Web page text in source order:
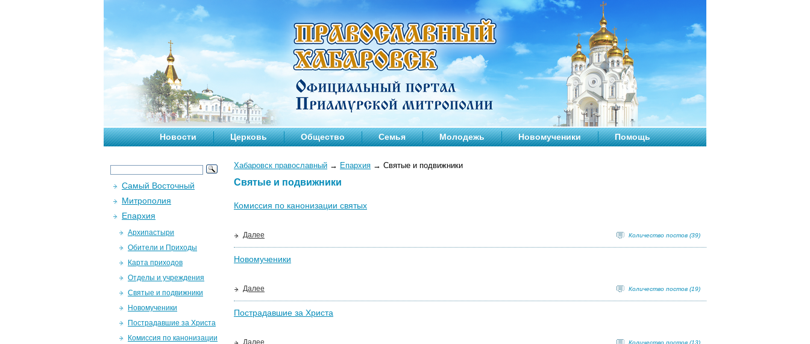
Новости Церковь Общество Семья Молодежь Новомученики Помощь
Хабаровск православный → Епархия → Святые и подвижники
Святые и подвижники
Комиссия по канонизации святых
Количество постов (39)
Далее
Новомученики
Количество постов (19)
Далее
Пострадавшие за Христа
Количество постов (13)
Далее
Самый Восточный
Митрополия
Епархия
Архипастыри
Обители и Приходы
Карта приходов
Отделы и учреждения
Святые и подвижники
Новомученики
Пострадавшие за Христа
Комиссия по канонизации